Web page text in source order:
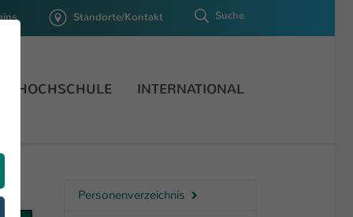
Standorte/Kontakt Suche
HOCHSCHULE INTERNATIONAL
Personenverzeichnis